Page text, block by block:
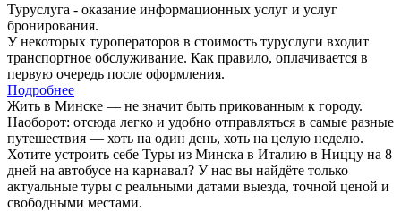
Туруслуга - оказание информационных услуг и услуг
бронирования.
У некоторых туроператоров в стоимость туруслуги входит
транспортное обслуживание. Как правило, оплачивается в
первую очередь после оформления.
Подробнее
Жить в Минске — не значит быть прикованным к городу.
Наоборот: отсюда легко и удобно отправляться в самые разные
путешествия — хоть на один день, хоть на целую неделю.
Хотите устроить себе Туры из Минска в Италию в Ниццу на 8
дней на автобусе на карнавал? У нас вы найдёте только
актуальные туры с реальными датами выезда, точной ценой и
свободными местами.